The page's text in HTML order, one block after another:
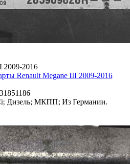
2009-2016
Renault Megane III 2009-2016
Дизель; МКПП; Из Германии.